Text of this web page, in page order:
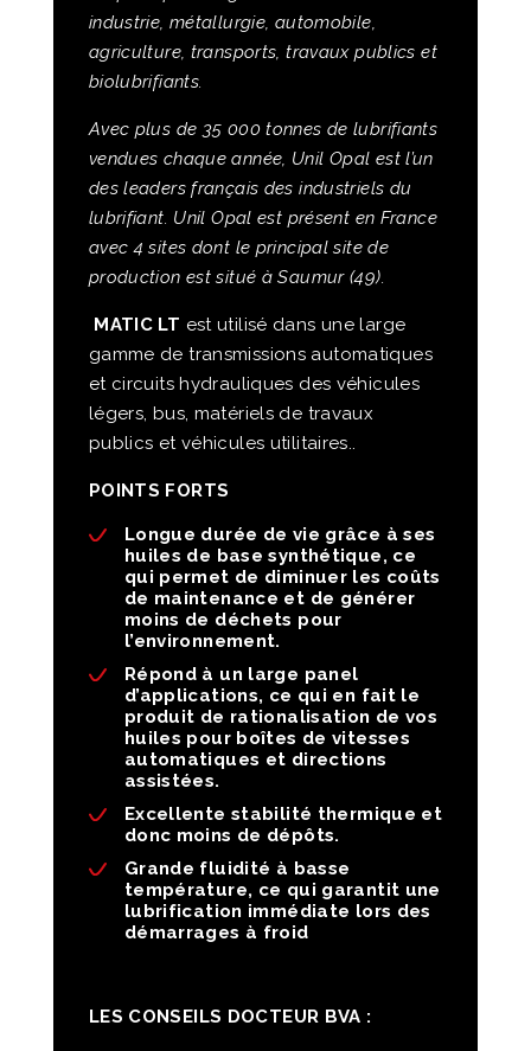
industrie, métallurgie, automobile,
agriculture, transports, travaux publics et
biolubrifiants.
Avec plus de 35 000 tonnes de lubrifiants
vendues chaque année, Unil Opal est l’un
des leaders français des industriels du
lubrifiant. Unil Opal est présent en France
avec 4 sites dont le principal site de
production est situé à Saumur (49).
MATIC LT est utilisé dans une large
gamme de transmissions automatiques
et circuits hydrauliques des véhicules
légers, bus, matériels de travaux
publics et véhicules utilitaires..
POINTS FORTS
Longue durée de vie grâce à ses
huiles de base synthétique, ce
qui permet de diminuer les coûts
de maintenance et de générer
moins de déchets pour
l’environnement.
Répond à un large panel
d’applications, ce qui en fait le
produit de rationalisation de vos
huiles pour boîtes de vitesses
automatiques et directions
assistées.
Excellente stabilité thermique et
donc moins de dépôts.
Grande fluidité à basse
température, ce qui garantit une
lubrification immédiate lors des
démarrages à froid
LES CONSEILS DOCTEUR BVA :